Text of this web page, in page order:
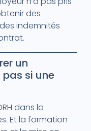
des
indemnités
un
si une
dans la
Et la formation